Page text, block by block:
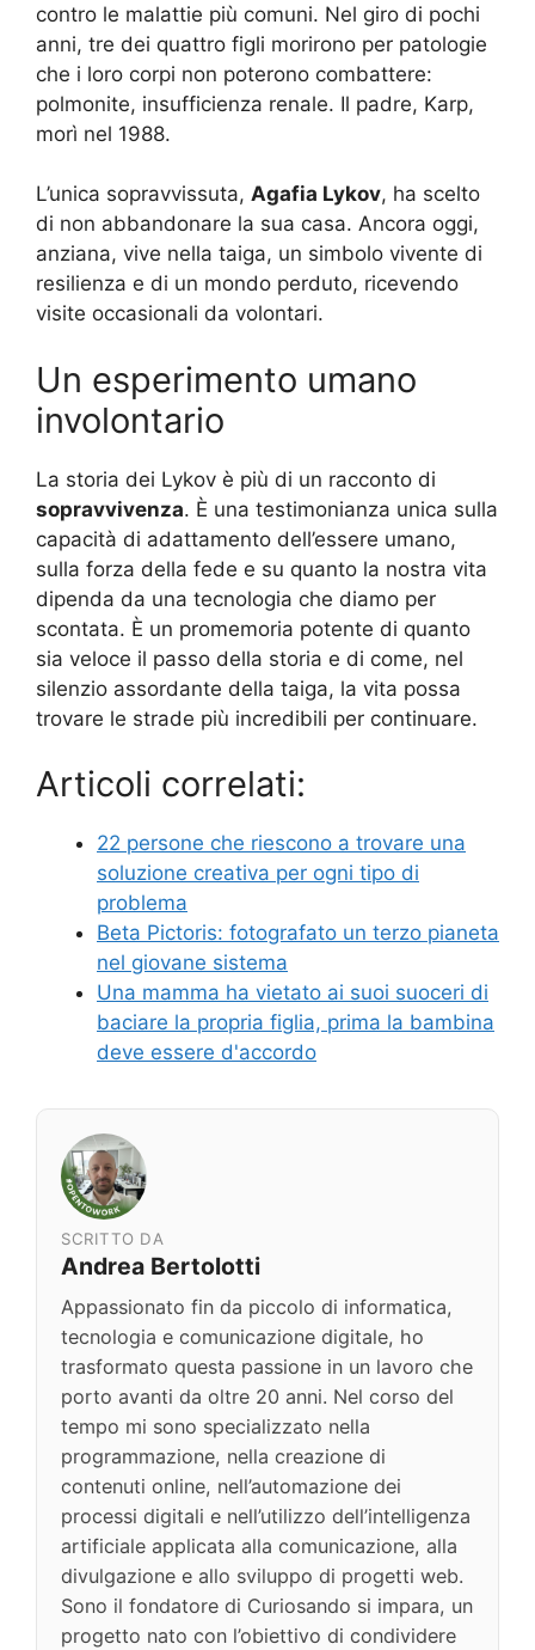
contro le malattie più comuni. Nel giro di pochi
anni, tre dei quattro figli morirono per patologie
che i loro corpi non poterono combattere:
polmonite, insufficienza renale. Il padre, Karp,
morì nel 1988.
L’unica sopravvissuta, Agafia Lykov, ha scelto
di non abbandonare la sua casa. Ancora oggi,
anziana, vive nella taiga, un simbolo vivente di
resilienza e di un mondo perduto, ricevendo
visite occasionali da volontari.
Un esperimento umano
involontario
La storia dei Lykov è più di un racconto di
sopravvivenza. È una testimonianza unica sulla
capacità di adattamento dell’essere umano,
sulla forza della fede e su quanto la nostra vita
dipenda da una tecnologia che diamo per
scontata. È un promemoria potente di quanto
sia veloce il passo della storia e di come, nel
silenzio assordante della taiga, la vita possa
trovare le strade più incredibili per continuare.
Articoli correlati:
22 persone che riescono a trovare una
soluzione creativa per ogni tipo di
problema
Beta Pictoris: fotografato un terzo pianeta
nel giovane sistema
Una mamma ha vietato ai suoi suoceri di
baciare la propria figlia, prima la bambina
deve essere d'accordo
SCRITTO DA
Andrea Bertolotti
Appassionato fin da piccolo di informatica,
tecnologia e comunicazione digitale, ho
trasformato questa passione in un lavoro che
porto avanti da oltre 20 anni. Nel corso del
tempo mi sono specializzato nella
programmazione, nella creazione di
contenuti online, nell’automazione dei
processi digitali e nell’utilizzo dell’intelligenza
artificiale applicata alla comunicazione, alla
divulgazione e allo sviluppo di progetti web.
Sono il fondatore di Curiosando si impara, un
progetto nato con l’obiettivo di condividere